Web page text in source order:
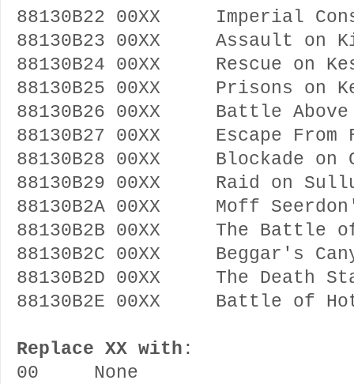
88130B22 00XX Imperial
88130B23 00XX Assault on
88130B24 00XX Rescue on
88130B25 00XX Prisons on
88130B26 00XX Battle Above
88130B27 00XX Escape From
88130B28 00XX Blockade on
88130B29 00XX Raid on
88130B2A 00XX Moff
88130B2B 00XX The Battle
88130B2C 00XX Beggar's
88130B2D 00XX The Death
88130B2E 00XX Battle of
Replace XX with :
00 None